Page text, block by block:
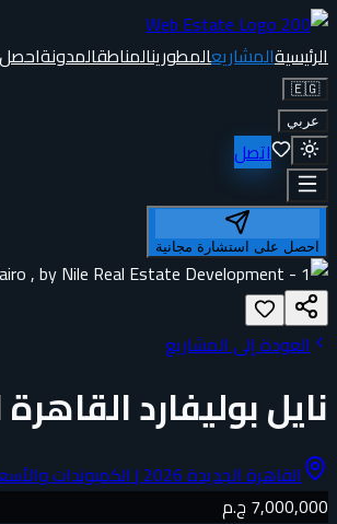
الرئيسيةالمشاريعالمطورينالمناطقالمدونة
🇪🇬
عربي
اتصل
احصل على استشارة مجانية
العودة إلى المشاريع
نايل بوليفارد القاهرة
القاهرة الجديدة 2026 | الكمبوندات والأسعار ودليل السكن
7,000,000 ج.م